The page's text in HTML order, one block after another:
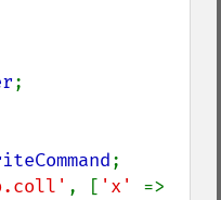
;
, [ 'x' =>